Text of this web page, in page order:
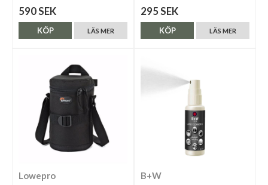
590 SEK
LÄS MER
KÖP
295 SEK
LÄS MER
KÖP
Lowepro B+W